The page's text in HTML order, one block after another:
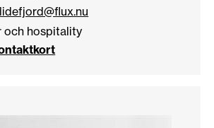
och hospitality